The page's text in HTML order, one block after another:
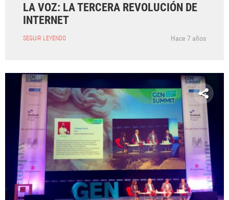
LA VOZ: LA TERCERA REVOLUCIÓN DE
INTERNET
SEGUIR LEYENDO Hace 7 años